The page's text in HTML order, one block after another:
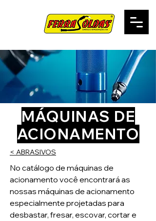
MÁQUINAS DE
ACIONAMENTO
< ABRASIVOS
No catálogo de máquinas de
acionamento você encontrará as
nossas máquinas de acionamento
especialmente projetadas para
desbastar, fresar, escovar, cortar e